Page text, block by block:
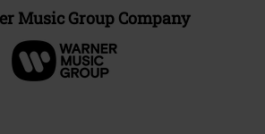
Music Group Company